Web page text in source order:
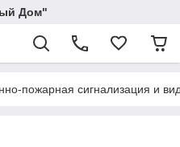
Дом"
пожарная сигнализация и